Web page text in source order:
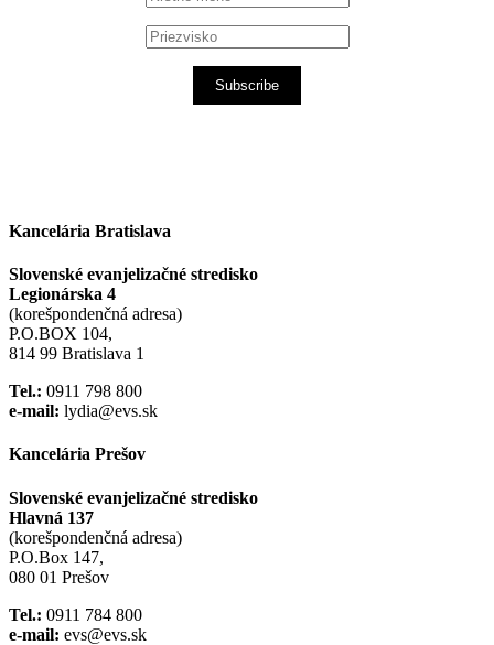
Subscribe
Kancelária Bratislava
Slovenské evanjelizačné stredisko
Legionárska 4
(korešpondenčná adresa)
P.O.BOX 104,
814 99 Bratislava 1
Tel.: 0911 798 800
e-mail: lydia@evs.sk
Kancelária Prešov
Slovenské evanjelizačné stredisko
Hlavná 137
(korešpondenčná adresa)
P.O.Box 147,
080 01 Prešov
Tel.: 0911 784 800
e-mail: evs@evs.sk